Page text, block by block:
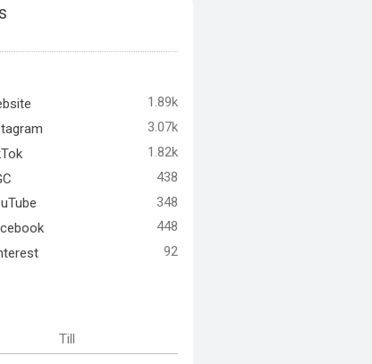
1.89k
3.07k
1.82k
438
348
448
92
Till